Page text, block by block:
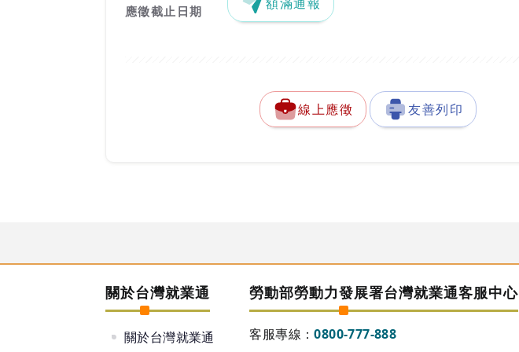
應徵截止日期
線上應徵 友善列印
關於台灣就業通
關於台灣就業通
勞動部勞動力發展署台灣就業通客服中心
客服專線：0800-777-888